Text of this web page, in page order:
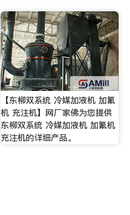
【东柳双系统 冷媒加液机 加氟
机 充注机】网厂家佛为您提供
东柳双系统 冷媒加液机 加氟机
充注机的详细产品。